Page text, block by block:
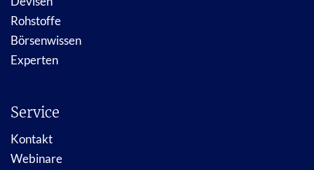
Rohstoffe
Börsenwissen
Experten
Service
Kontakt
Webinare